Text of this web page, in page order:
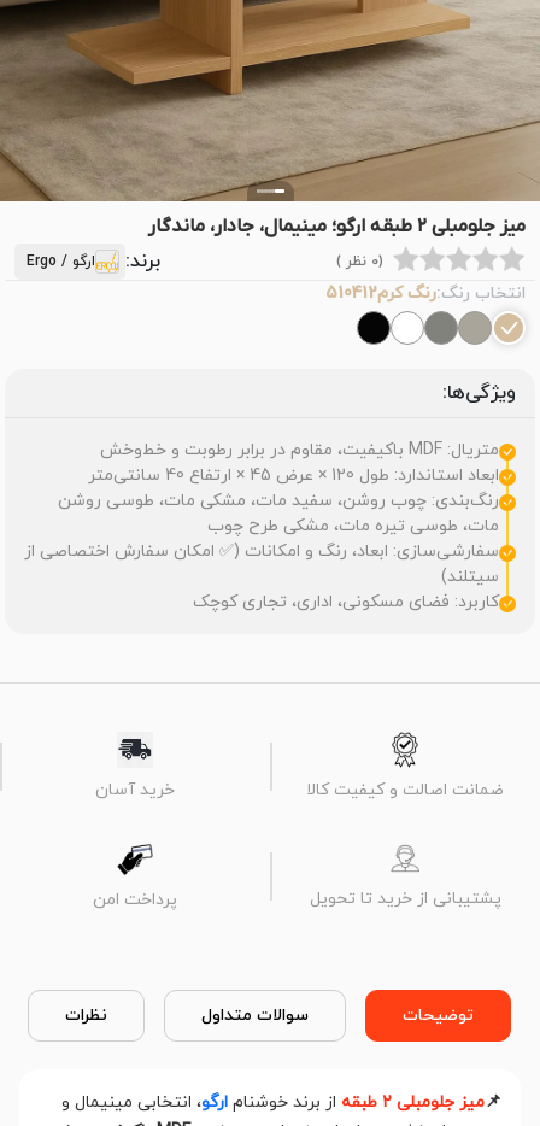
میز جلومبلی ۲ طبقه ارگو؛ مینیمال، جادار، ماندگار
(0 نظر ) برند: ارگو / Ergo
انتخاب رنگ:رنگ کرم510412
ویژگی‌ها:
متریال: MDF باکیفیت، مقاوم در برابر رطوبت و خط‌وخش
ابعاد استاندارد: طول 120 × عرض 45 × ارتفاع 40 سانتی‌متر
رنگ‌بندی: چوب روشن، سفید مات، مشکی مات، طوسی روشن
مات، طوسی تیره مات، مشکی طرح چوب
سفارشی‌سازی: ابعاد، رنگ و امکانات (✅ امکان سفارش اختصاصی از
سیتلند)
کاربرد: فضای مسکونی، اداری، تجاری کوچک
ضمانت اصالت و کیفیت کالا خرید آسان
پشتیبانی از خرید تا تحویل پرداخت امن
توضیحات سوالات متداول نظرات
📌میز جلومبلی ۲ طبقه از برند خوشنام ارگو، انتخابی مینیمال و